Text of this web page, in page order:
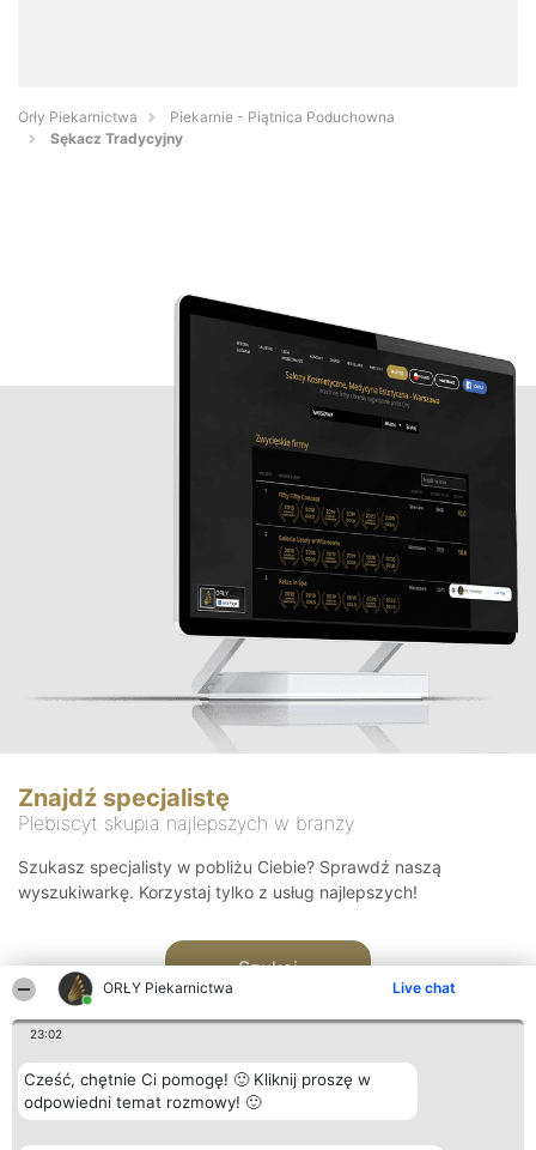
ORŁY Piekarnictwa Live chat
23:02
Cześć, chętnie Ci pomogę! 🙂 Kliknij proszę w
odpowiedni temat rozmowy! 🙂
Orły Piekarnictwa
Piekarnie - Piątnica Poduchowna
Sękacz Tradycyjny
Znajdź specjalistę
Plebiscyt skupia najlepszych w branży
Szukasz specjalisty w pobliżu Ciebie? Sprawdź naszą
wyszukiwarkę. Korzystaj tylko z usług najlepszych!
Szukaj
Organizator plebiscytu Plebiscyt Kontakt